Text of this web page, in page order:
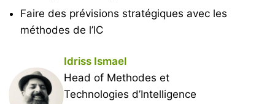
Faire des prévisions stratégiques avec les
méthodes de l’IC
Idriss Ismael
Head of Methodes et
Technologies d’Intelligence